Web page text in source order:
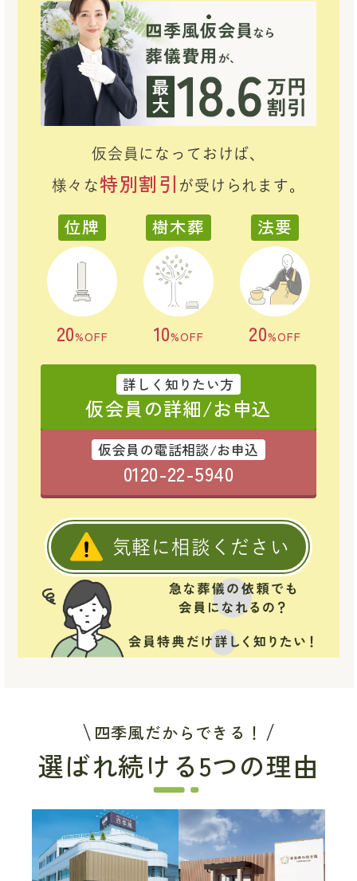
仮会員になっておけば、
様々な特別割引 が受けられます。
位牌
20%OFF
樹木葬
10%OFF
法要
20%OFF
詳しく知りたい方
仮会員の詳細/お申込
仮会員の電話相談/お申込
0120-22-5940
気軽に相談ください
四季風だからできる！
選ばれ続ける5つの理由